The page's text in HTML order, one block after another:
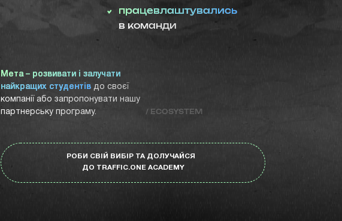
працевлаштувались
в команди
Мета – розвивати і залучати
найкращих студентів до своєї
компанії або запропонувати нашу
партнерську програму.
/ ECOSYSTEM
РОБИ СВІЙ ВИБІР ТА ДОЛУЧАЙСЯ
ДО TRAFFIC.ONE ACADEMY